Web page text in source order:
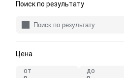
Поиск по результату
Цена
от до